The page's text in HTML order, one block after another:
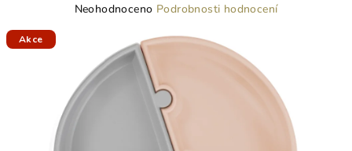
Průměrné
0,0
z
5
hvězdiček.
Neohodnoceno Podrobnosti hodnocení
Akce